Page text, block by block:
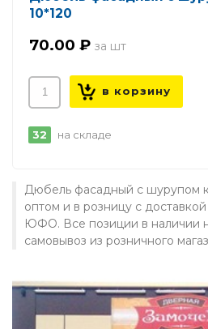
10*120
70.00 ₽
32 на складе
Дюбель фасадный с шурупом
оптом и в розницу с
ЮФО. Все позиции в наличии
самовывоз из розничного